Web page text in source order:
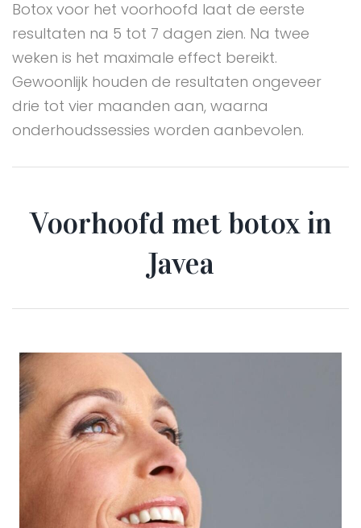
Botox voor het voorhoofd laat de eerste
resultaten na 5 tot 7 dagen zien. Na twee
weken is het maximale effect bereikt.
Gewoonlijk houden de resultaten ongeveer
drie tot vier maanden aan, waarna
onderhoudssessies worden aanbevolen.
Voorhoofd met botox in
Javea